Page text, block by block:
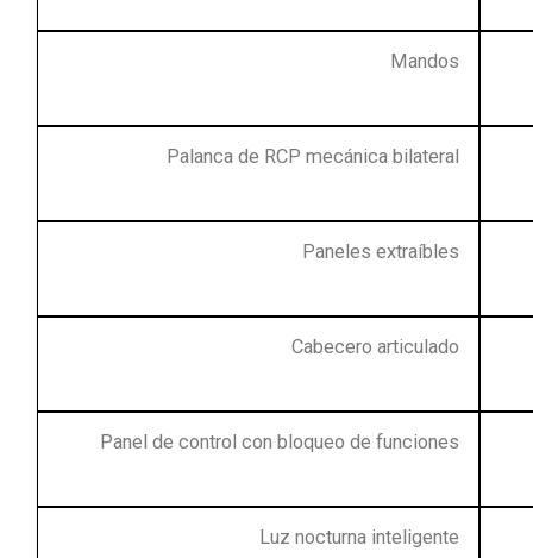
Mandos
Palanca de RCP mecánica bilateral
Paneles extraíbles
Cabecero articulado
Panel de control con bloqueo de funciones
Luz nocturna inteligente